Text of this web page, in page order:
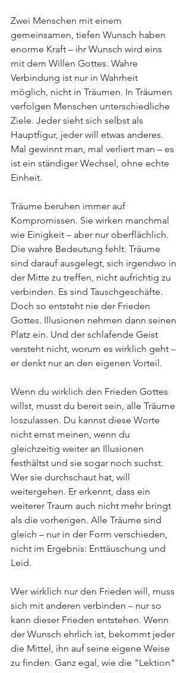
Zwei Menschen mit einem
gemeinsamen, tiefen Wunsch haben
enorme Kraft – ihr Wunsch wird eins
mit dem Willen Gottes. Wahre
Verbindung ist nur in Wahrheit
möglich, nicht in Träumen. In Träumen
verfolgen Menschen unterschiedliche
Ziele. Jeder sieht sich selbst als
Hauptfigur, jeder will etwas anderes.
Mal gewinnt man, mal verliert man – es
ist ein ständiger Wechsel, ohne echte
Einheit.
Träume beruhen immer auf
Kompromissen. Sie wirken manchmal
wie Einigkeit – aber nur oberflächlich.
Die wahre Bedeutung fehlt. Träume
sind darauf ausgelegt, sich irgendwo in
der Mitte zu treffen, nicht aufrichtig zu
verbinden. Es sind Tauschgeschäfte.
Doch so entsteht nie der Frieden
Gottes. Illusionen nehmen dann seinen
Platz ein. Und der schlafende Geist
versteht nicht, worum es wirklich geht –
er denkt nur an den eigenen Vorteil.
Wenn du wirklich den Frieden Gottes
willst, musst du bereit sein, alle Träume
loszulassen. Du kannst diese Worte
nicht ernst meinen, wenn du
gleichzeitig weiter an Illusionen
festhältst und sie sogar noch suchst.
Wer sie durchschaut hat, will
weitergehen. Er erkennt, dass ein
weiterer Traum auch nicht mehr bringt
als die vorherigen. Alle Träume sind
gleich – nur in der Form verschieden,
nicht im Ergebnis: Enttäuschung und
Leid.
Wer wirklich nur den Frieden will, muss
sich mit anderen verbinden – nur so
kann dieser Frieden entstehen. Wenn
der Wunsch ehrlich ist, bekommt jeder
die Mittel, ihn auf seine eigene Weise
zu finden. Ganz egal, wie die "Lektion"